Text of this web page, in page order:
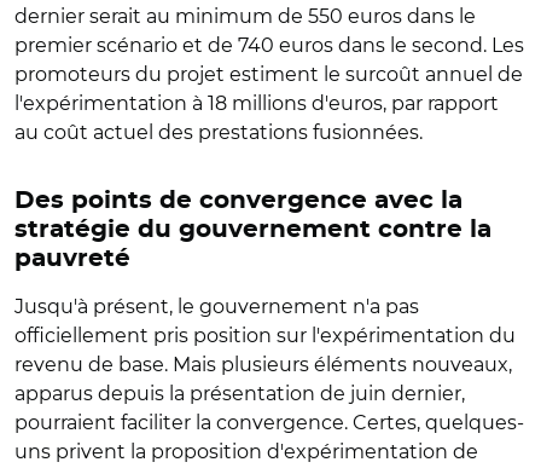
dernier serait au minimum de 550 euros dans le
premier scénario et de 740 euros dans le second. Les
promoteurs du projet estiment le surcoût annuel de
l'expérimentation à 18 millions d'euros, par rapport
au coût actuel des prestations fusionnées.
Des points de convergence avec la
stratégie du gouvernement contre la
pauvreté
Jusqu'à présent, le gouvernement n'a pas
officiellement pris position sur l'expérimentation du
revenu de base. Mais plusieurs éléments nouveaux,
apparus depuis la présentation de juin dernier,
pourraient faciliter la convergence. Certes, quelques-
uns privent la proposition d'expérimentation de